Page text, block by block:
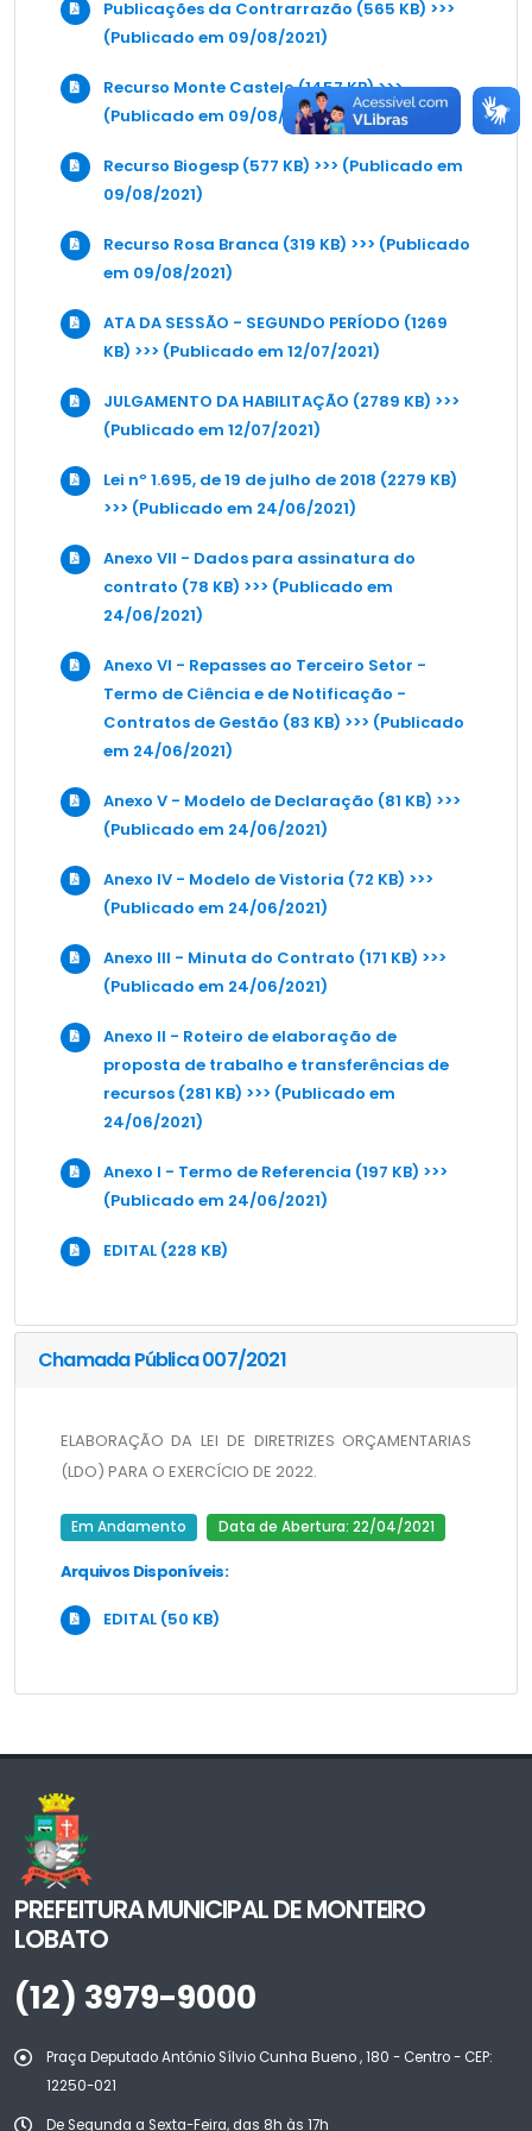
Publicações da Contrarrazão (565 KB) >>>
(Publicado em 09/08/2021)
Recurso Monte Castelo (1457 KB) >>>
(Publicado em 09/08/2021)
Recurso Biogesp (577 KB) >>> (Publicado em
09/08/2021)
Recurso Rosa Branca (319 KB) >>> (Publicado
em 09/08/2021)
ATA DA SESSÃO - SEGUNDO PERÍODO (1269
KB) >>> (Publicado em 12/07/2021)
JULGAMENTO DA HABILITAÇÃO (2789 KB) >>>
(Publicado em 12/07/2021)
Lei nº 1.695, de 19 de julho de 2018 (2279 KB)
>>> (Publicado em 24/06/2021)
Anexo VII - Dados para assinatura do
contrato (78 KB) >>> (Publicado em
24/06/2021)
Anexo VI - Repasses ao Terceiro Setor -
Termo de Ciência e de Notificação -
Contratos de Gestão (83 KB) >>> (Publicado
em 24/06/2021)
Anexo V - Modelo de Declaração (81 KB) >>>
(Publicado em 24/06/2021)
Anexo IV - Modelo de Vistoria (72 KB) >>>
(Publicado em 24/06/2021)
Anexo III - Minuta do Contrato (171 KB) >>>
(Publicado em 24/06/2021)
Anexo II - Roteiro de elaboração de
proposta de trabalho e transferências de
recursos (281 KB) >>> (Publicado em
24/06/2021)
Anexo I - Termo de Referencia (197 KB) >>>
(Publicado em 24/06/2021)
EDITAL (228 KB)
Chamada Pública 007/2021
ELABORAÇÃO DA LEI DE DIRETRIZES ORÇAMENTARIAS
(LDO) PARA O EXERCÍCIO DE 2022.
Em Andamento Data de Abertura: 22/04/2021
Arquivos Disponíveis:
EDITAL (50 KB)
PREFEITURA MUNICIPAL DE MONTEIRO
LOBATO
(12) 3979-9000
Praça Deputado Antônio Sílvio Cunha Bueno , 180 - Centro - CEP:
12250-021
De Segunda a Sexta-Feira, das 8h às 17h